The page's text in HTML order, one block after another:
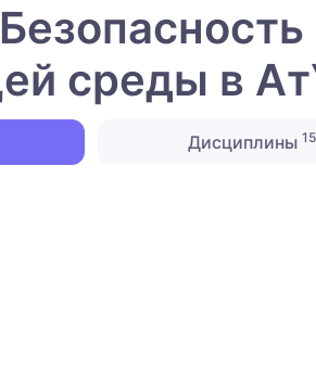
среды в
Дисциплины15